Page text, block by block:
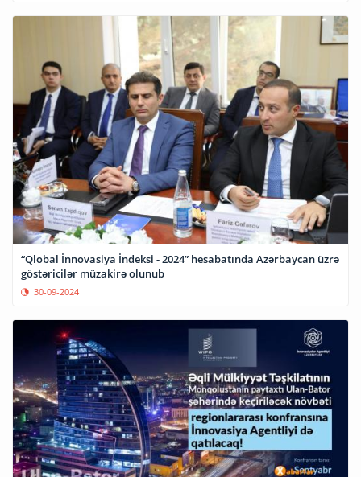
“Qlobal İnnovasiya İndeksi - 2024” hesabatında Azərbaycan üzrə
göstəricilər müzakirə olunub
30-09-2024